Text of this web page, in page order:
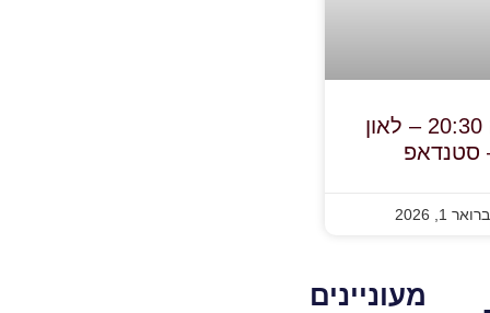
3.2.26, יום ג', בשעה 20:30 – לאון
סטנדאפ
1, 2026
מעוניינים